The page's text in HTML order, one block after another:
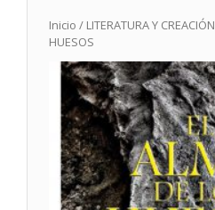
Inicio / LITERATURA Y CREACIÓN
HUESOS